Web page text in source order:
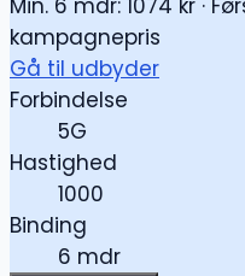
Min. 6 mdr: 1074 kr ·
kampagnepris
Gå til udbyder
Forbindelse
5G
Hastighed
1000
Binding
6 mdr